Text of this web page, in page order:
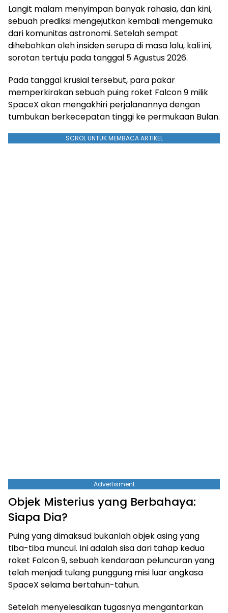
Langit malam menyimpan banyak rahasia, dan kini,
sebuah prediksi mengejutkan kembali mengemuka
dari komunitas astronomi. Setelah sempat
dihebohkan oleh insiden serupa di masa lalu, kali ini,
sorotan tertuju pada tanggal 5 Agustus 2026.
Pada tanggal krusial tersebut, para pakar
memperkirakan sebuah puing roket Falcon 9 milik
SpaceX akan mengakhiri perjalanannya dengan
tumbukan berkecepatan tinggi ke permukaan Bulan.
SCROL UNTUK MEMBACA ARTIKEL
Advertisment
Objek Misterius yang Berbahaya:
Siapa Dia?
Puing yang dimaksud bukanlah objek asing yang
tiba-tiba muncul. Ini adalah sisa dari tahap kedua
roket Falcon 9, sebuah kendaraan peluncuran yang
telah menjadi tulang punggung misi luar angkasa
SpaceX selama bertahun-tahun.
Setelah menyelesaikan tugasnya mengantarkan